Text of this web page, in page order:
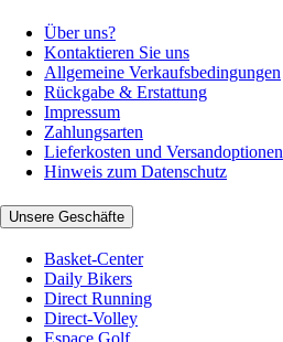
Über uns?
Kontaktieren Sie uns
Allgemeine Verkaufsbedingungen
Rückgabe & Erstattung
Impressum
Zahlungsarten
Lieferkosten und Versandoptionen
Hinweis zum Datenschutz
Unsere Geschäfte
Basket-Center
Daily Bikers
Direct Running
Direct-Volley
Espace Golf